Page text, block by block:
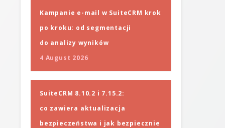
Kampanie e-mail w SuiteCRM krok
po kroku: od segmentacji
do analizy wyników
4 August 2026
SuiteCRM 8.10.2 i 7.15.2:
co zawiera aktualizacja
bezpieczeństwa i jak bezpiecznie